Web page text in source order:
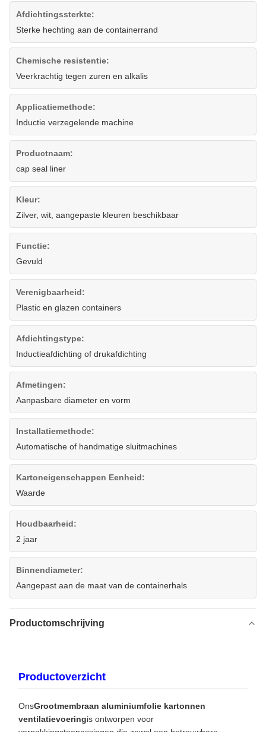
Afdichtingssterkte:
Sterke hechting aan de containerrand
Chemische resistentie:
Veerkrachtig tegen zuren en alkalis
Applicatiemethode:
Inductie verzegelende machine
Productnaam:
cap seal liner
Kleur:
Zilver, wit, aangepaste kleuren beschikbaar
Functie:
Gevuld
Verenigbaarheid:
Plastic en glazen containers
Afdichtingstype:
Inductieafdichting of drukafdichting
Afmetingen:
Aanpasbare diameter en vorm
Installatiemethode:
Automatische of handmatige sluitmachines
Kartoneigenschappen Eenheid:
Waarde
Houdbaarheid:
2 jaar
Binnendiameter:
Aangepast aan de maat van de containerhals
Productomschrijving
Productoverzicht
OnsGrootmembraan aluminiumfolie kartonnen
ventilatievoeringis ontworpen voor